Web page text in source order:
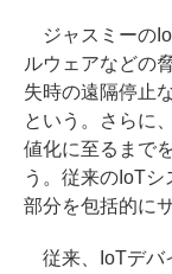
ジャスミーの
ルウェアなどの
失時の遠隔停止
という。さらに
値化に至るまで
う。従来のIoT
部分を包括的に
従来、IoTデバ